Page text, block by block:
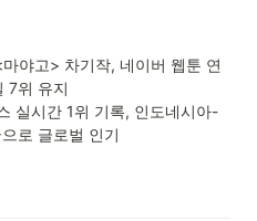
야고> 차기작, 네이버 웹툰 연
7위 유지
실시간 1위 기록, 인도네시아-
로 글로벌 인기